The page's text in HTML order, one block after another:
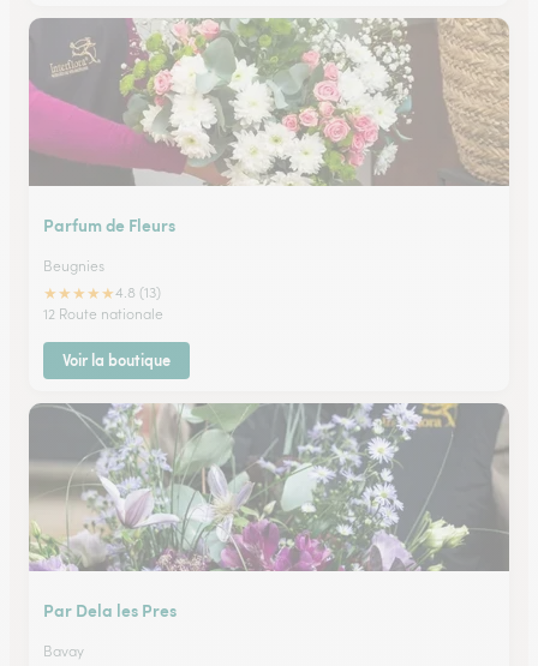
Parfum de Fleurs
Beugnies
★★★★★4.8 (13)
12 Route nationale
Voir la boutique
Par Dela les Pres
Bavay